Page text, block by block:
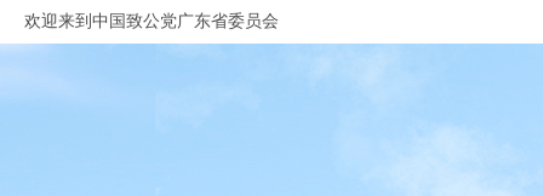
欢迎来到中国致公党广东省委员会